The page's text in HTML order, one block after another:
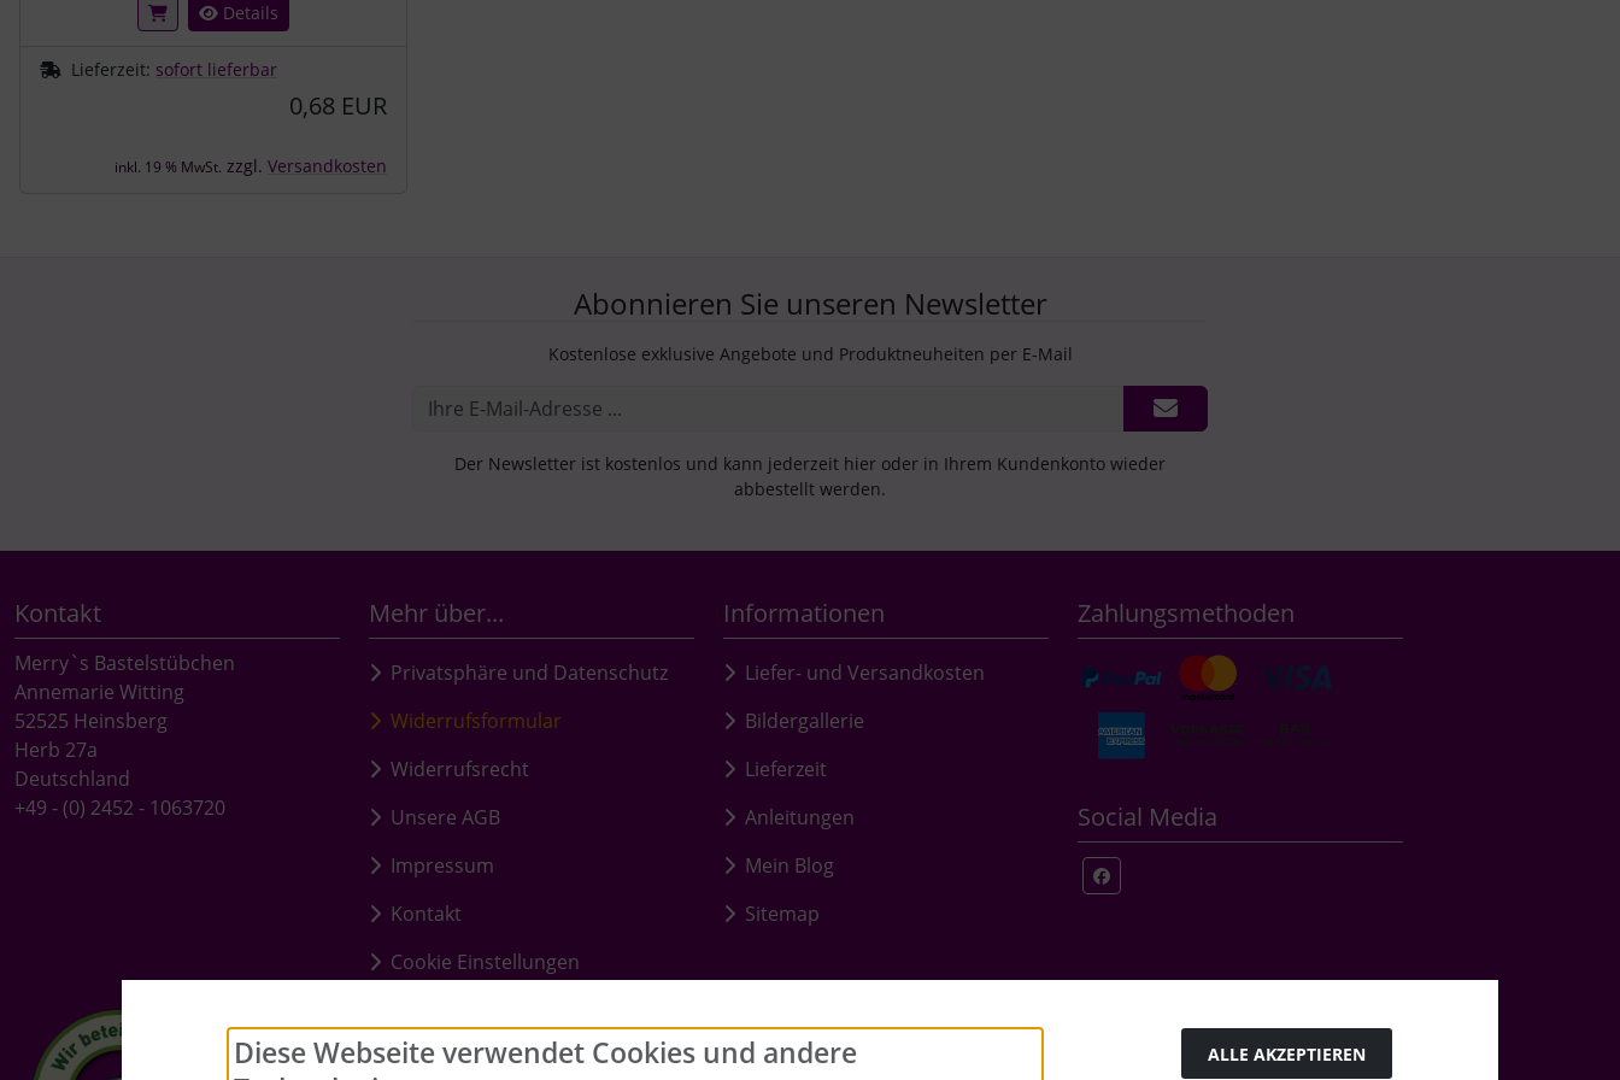
Details
Lieferzeit: sofort lieferbar
0,68 EUR
inkl. 19 % MwSt. zzgl. Versandkosten
Abonnieren Sie unseren Newsletter
Kostenlose exklusive Angebote und Produktneuheiten per E-Mail
Der Newsletter ist kostenlos und kann jederzeit hier oder in Ihrem Kundenkonto wieder
abbestellt werden.
Kontakt
Merry`s Bastelstübchen
Annemarie Witting
52525 Heinsberg
Herb 27a
Deutschland
+49 - (0) 2452 - 1063720
Mehr über...
Privatsphäre und Datenschutz
Widerrufsformular
Widerrufsrecht
Unsere AGB
Impressum
Kontakt
Cookie Einstellungen
Informationen
Liefer- und Versandkosten
Bildergallerie
Lieferzeit
Anleitungen
Mein Blog
Sitemap
Zahlungsmethoden
Social Media
Diese Webseite verwendet Cookies und andere
ALLE AKZEPTIEREN